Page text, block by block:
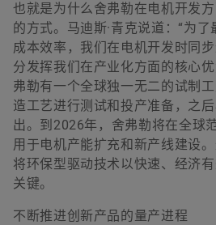
也就是为什么舍弗勒在电机开发
的方式。马迪斯·青克说道：“为
成本效率，我们在电机开发时同
分发挥我们在产业化方面的核心
弗勒有一个全球独一无二的试制
造工艺进行测试和投产准备，之
出。到2026年，舍弗勒将在全球
用于电机产能扩充和新产线建设
将环保型驱动技术以快速、经济
关键。
不断推进创新产品的量产进程